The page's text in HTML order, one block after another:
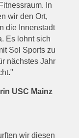
In
wir den Ort,
die Innenstadt
Es lohnt sich
Sol Sports zu
nächstes Jahr
USC Mainz
wir diesen